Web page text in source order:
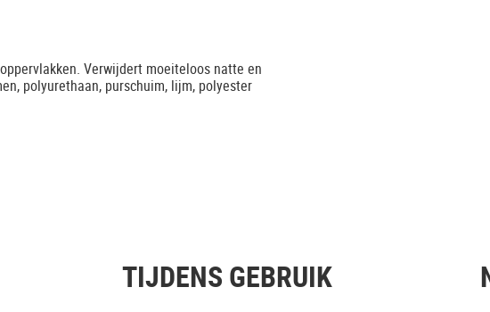
Verwijdert moeiteloos natte en
polyurethaan, purschuim, lijm, polyester
TIJDENS GEBRUIK